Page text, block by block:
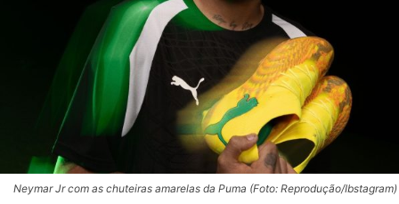
Neymar Jr com as chuteiras amarelas da Puma (Foto: Reprodução/Ibstagram)